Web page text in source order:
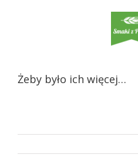
Żeby było ich więcej…